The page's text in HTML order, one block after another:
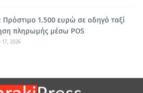
Πρόστιμο 1.500 ευρώ σε οδηγό ταξί
πληρωμής μέσω POS
17, 2026